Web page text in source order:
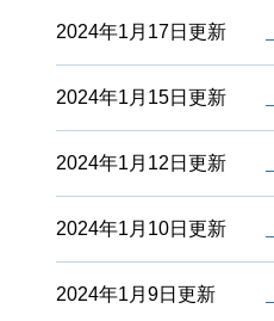
2024年1月17日更新
2024年1月15日更新
2024年1月12日更新
2024年1月10日更新
2024年1月9日更新